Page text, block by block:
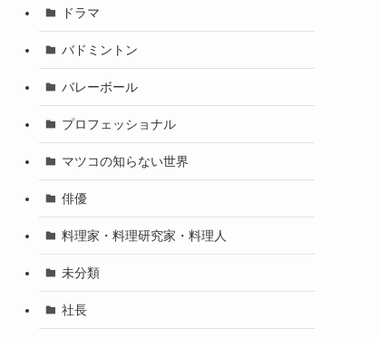
ドラマ
バドミントン
バレーボール
プロフェッショナル
マツコの知らない世界
俳優
料理家・料理研究家・料理人
未分類
社長